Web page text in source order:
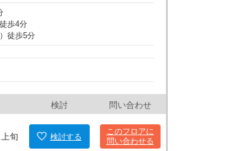
徒歩4分
） 徒歩5分
検討 問い合わせ
旬 検討する
このフロアに
問い合わせる